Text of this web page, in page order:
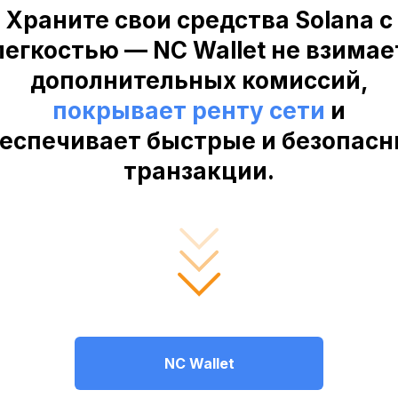
Храните свои средства Solana с
— NC Wallet не
дополнительных комиссий,
покрывает ренту сети и
быстрые и
транзакции.
NC Wallet